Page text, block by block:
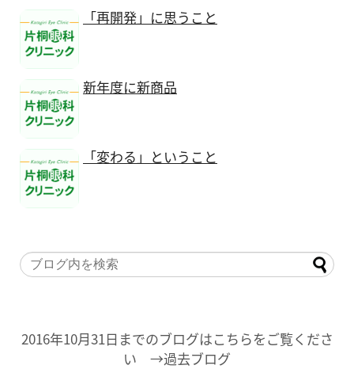
「再開発」に思うこと
新年度に新商品
「変わる」ということ
2016年10月31日までのブログはこちらをご覧くださ
い →過去ブログ